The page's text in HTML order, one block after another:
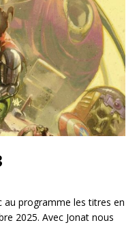
au programme les titres en
2025. Avec Jonat nous